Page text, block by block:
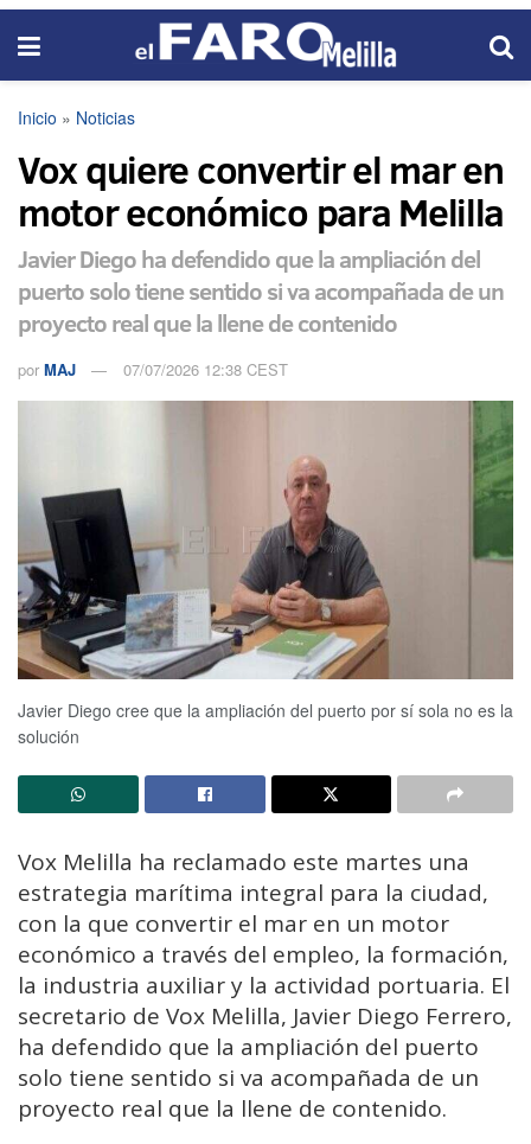
Inicio » Noticias
Vox quiere convertir el mar en
motor económico para Melilla
Javier Diego ha defendido que la ampliación del
puerto solo tiene sentido si va acompañada de un
proyecto real que la llene de contenido
por MAJ 07/07/2026 12:38 CEST
Javier Diego cree que la ampliación del puerto por sí sola no es la
solución
Vox Melilla ha reclamado este martes una
estrategia marítima integral para la ciudad,
con la que convertir el mar en un motor
económico a través del empleo, la formación,
la industria auxiliar y la actividad portuaria. El
secretario de Vox Melilla, Javier Diego Ferrero,
ha defendido que la ampliación del puerto
solo tiene sentido si va acompañada de un
proyecto real que la llene de contenido.